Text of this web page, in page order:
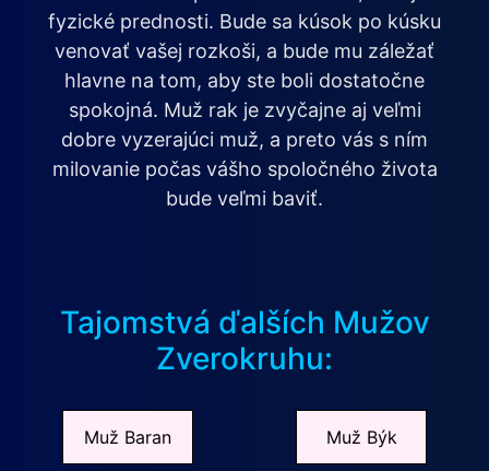
fyzické prednosti. Bude sa kúsok po kúsku
venovať vašej rozkoši, a bude mu záležať
hlavne na tom, aby ste boli dostatočne
spokojná. Muž rak je zvyčajne aj veľmi
dobre vyzerajúci muž, a preto vás s ním
milovanie počas vášho spoločného života
bude veľmi baviť.
Tajomstvá ďalších Mužov
Zverokruhu:
Muž Baran Muž Býk